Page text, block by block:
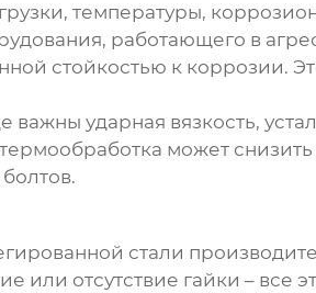
температуры,
работающего в
стойкостью к коррозии.
ударная вязкость,
может снизить
стали
отсутствие гайки – все